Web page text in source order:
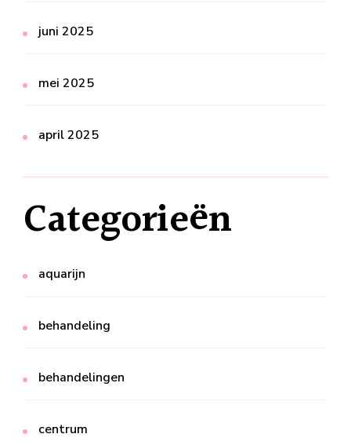
juni 2025
mei 2025
april 2025
Categorieën
aquarijn
behandeling
behandelingen
centrum